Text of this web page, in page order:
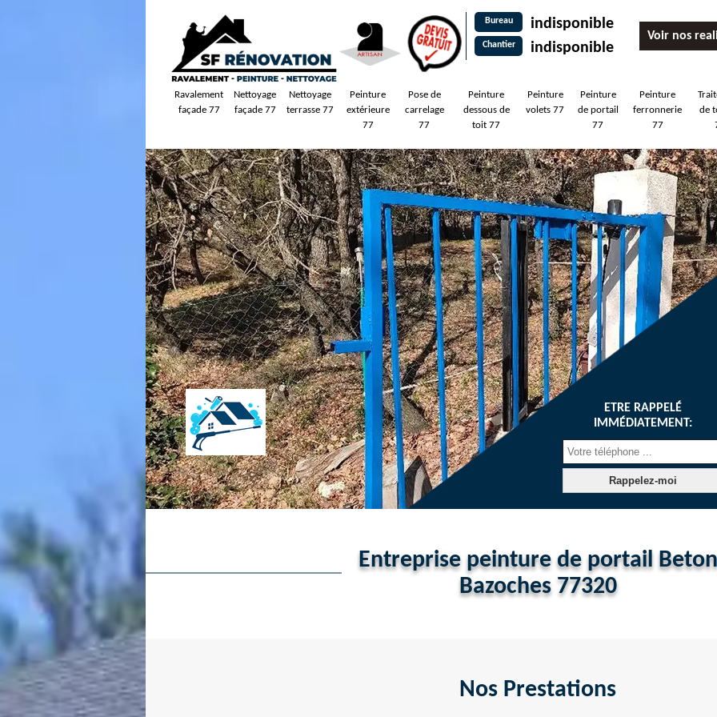
Bureau indisponible
Chantier indisponible
Voir nos
Ravalement
façade 77
Nettoyage
façade 77
Nettoyage
terrasse 77
Peinture
extérieure
77
Pose de
carrelage
77
Peinture
dessous de
toit 77
Peinture
volets 77
Peinture
de portail
77
Peinture
ferronnerie
77
de
ETRE RAPPELÉ
IMMÉDIATEMENT:
Entreprise peinture de portail Beton
Bazoches 77320
Nos Prestations